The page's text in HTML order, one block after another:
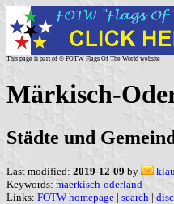
This page is part of © FOTW Flags Of The World website
Märkisch-
Städte und
Last modified: 2019-12-09 by
Keywords: maerkisch-oderland |
Links: FOTW homepage | search |